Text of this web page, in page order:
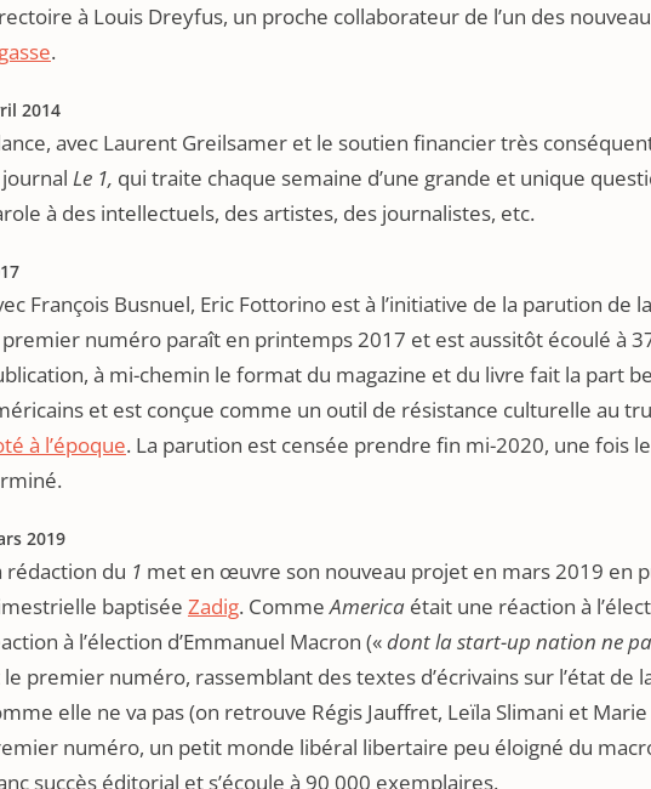
à Louis Dreyfus, un proche collaborateur de l’un des
.
2014
avec Laurent Greilsamer et le soutien financier très
Le 1, qui traite chaque semaine d’une grande et unique
à des intellectuels, des artistes, des journalistes, etc.
François Busnuel, Eric Fottorino est à l’initiative de la parution
numéro paraît en printemps 2017 et est aussitôt écoulé à
à mi-chemin le format du magazine et du livre fait la part
et est conçue comme un outil de résistance culturelle au
à l’époque. La parution est censée prendre fin mi-2020, une fois
2019
rédaction du 1 met en œuvre son nouveau projet en mars 2019 en
baptisée Zadig. CommeAmerica était une réaction à
à l’élection d’Emmanuel Macron («dont la start-up nation ne
le premier numéro, rassemblant des textes d’écrivains sur l’état de
elle ne va pas (on retrouve Régis Jauffret, Leïla Slimani et
numéro, un petit monde libéral libertaire peu éloigné du
succès éditorial et s’écoule à 90 000 exemplaires.